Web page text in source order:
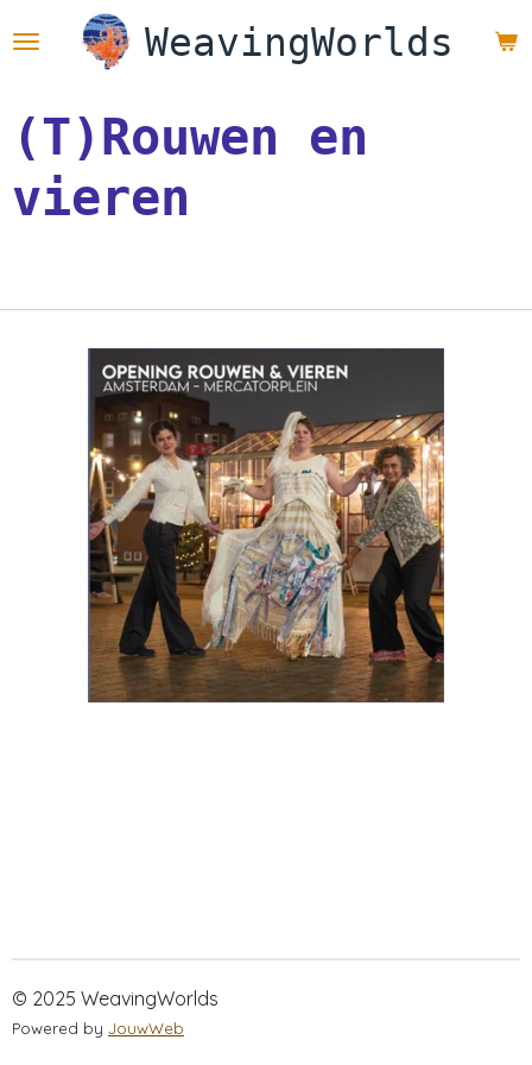
direct
hoofdinhoud
WeavingWorlds
(T)Rouwen en
vieren
© 2025 WeavingWorlds
Powered by JouwWeb